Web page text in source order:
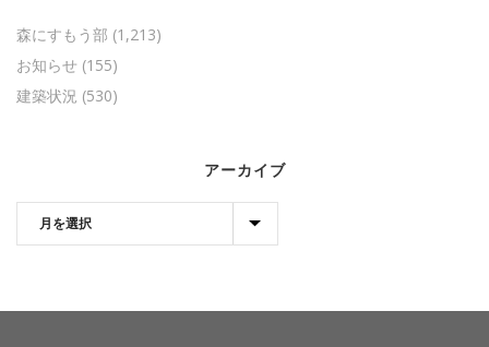
森にすもう部 (1,213)
お知らせ (155)
建築状況 (530)
アーカイブ